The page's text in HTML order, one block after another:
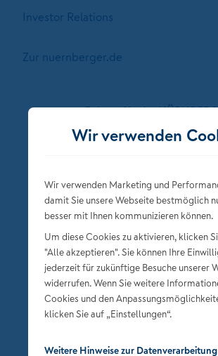
Investor Relations
Zur nuernberger.de
Folgen Sie der
Datenschutz
Impressum
Privatsphäre-Einstellungen
Wir verwenden
Wir verwenden Marketing und
damit Sie unsere Webseite bestmöglich
besser mit Ihnen kommunizieren können.
Um diese Cookies zu aktivieren, klicken
"Alle akzeptieren". Sie können Ihre
jederzeit für zukünftige Besuche unserer
widerrufen. Wenn Sie weitere
Cookies und den
klicken Sie auf „Einstellungen“.
Weitere Hinweise zur